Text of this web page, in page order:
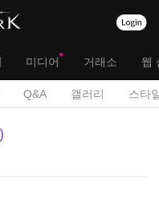
미디어 거래소 웹
Q&A 갤러리 스타